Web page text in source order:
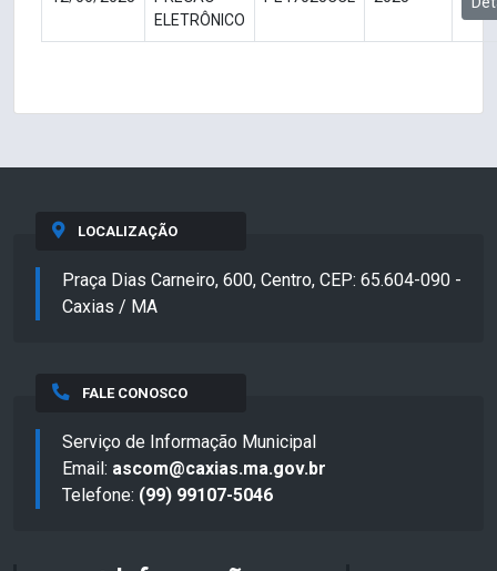
ELETRÔNICO
LOCALIZAÇÃO
Praça Dias Carneiro, 600, Centro, CEP: 65.604-090 -
Caxias / MA
FALE CONOSCO
Serviço de Informação Municipal
Email: ascom@caxias.ma.gov.br
Telefone: (99) 99107-5046